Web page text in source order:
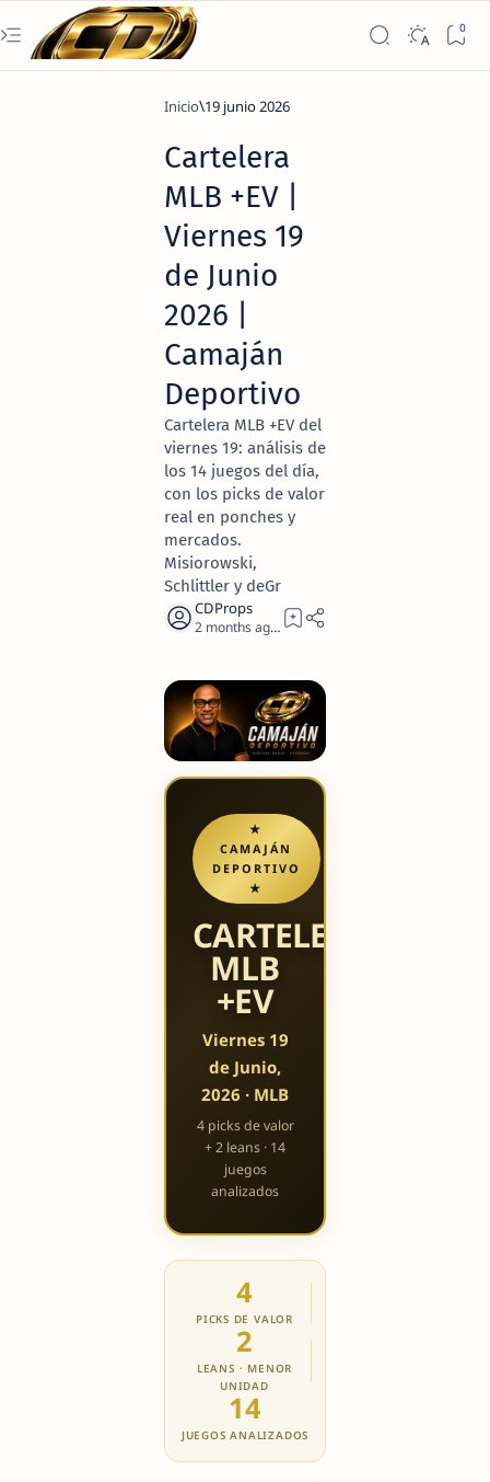
Inicio 19 junio 2026
Cartelera
MLB +EV |
Viernes 19
de Junio
2026 |
Camaján
Deportivo
Cartelera MLB +EV del
viernes 19: análisis de
los 14 juegos del día,
con los picks de valor
real en ponches y
mercados.
Misiorowski,
Schlittler y deGr
2 months ago 9
★
CAMAJÁN
DEPORTIVO
★
CARTELERA
MLB
+EV
Viernes 19
de Junio,
2026 · MLB
4 picks de valor
+ 2 leans · 14
juegos
analizados
4
PICKS DE VALOR
2
LEANS · MENOR
UNIDAD
14
JUEGOS ANALIZADOS